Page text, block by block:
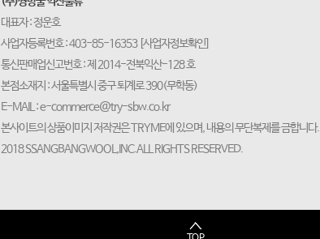
대표자 : 정운호
사업자등록번호 : 403-85-16353 [사업자정보확인]
통신판매업신고번호 : 제 2014-전북익산-128 호
본점소재지 : 서울특별시 중구 퇴계로 390(무학동)
E-MAIL :e-commerce@try-sbw.co.kr
본사이트의 상품이미지 저작권은 TRYME에 있으며, 내용의 무단복제를 금합니다.
2018 SSANGBANGWOOL,INC.ALL RIGHTS RESERVED.